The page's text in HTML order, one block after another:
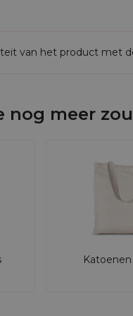
voor
van het product met
nog meer